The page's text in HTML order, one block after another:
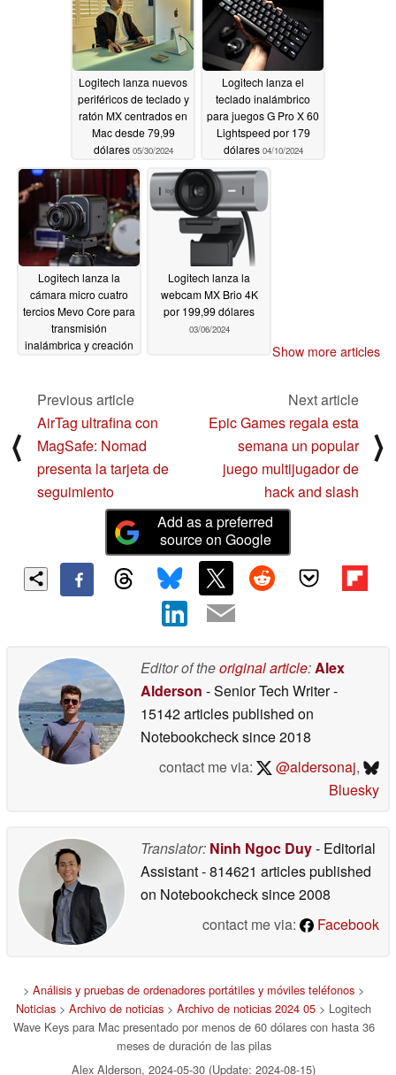
Logitech lanza nuevos
periféricos de teclado y
ratón MX centrados en
Mac desde 79,99
dólares 05/30/2024
Logitech lanza el
teclado inalámbrico
para juegos G Pro X 60
Lightspeed por 179
dólares 04/10/2024
Logitech lanza la
cámara micro cuatro
tercios Mevo Core para
transmisión
inalámbrica y creación
Logitech lanza la
webcam MX Brio 4K
por 199,99 dólares
03/06/2024
Show more articles
⟨
Previous article
AirTag ultrafina con
MagSafe: Nomad
presenta la tarjeta de
seguimiento
Next article
Epic Games regala esta
semana un popular
juego multijugador de
hack and slash
⟩
Add as a preferred
source on Google
Editor of theoriginal article:Alex
Alderson - Senior Tech Writer-
15142 articles published on
Notebookchecksince 2018
contact me via:
@aldersonaj,
Bluesky
Translator: Ninh Ngoc Duy- Editorial
Assistant- 814621 articles published
on Notebookchecksince 2008
contact me via:
Facebook
> Análisis y pruebas de ordenadores portátiles y móviles teléfonos >
Noticias > Archivo de noticias > Archivo de noticias 2024 05 > Logitech
Wave Keys para Mac presentado por menos de 60 dólares con hasta 36
meses de duración de las pilas
Alex Alderson, 2024-05-30 (Update: 2024-08-15)